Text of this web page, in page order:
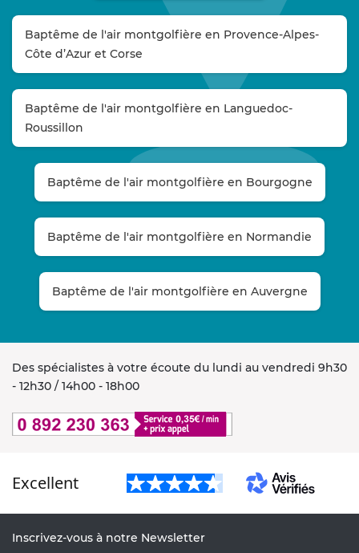
Baptême de l'air montgolfière en Provence-Alpes-
Côte d’Azur et Corse
Baptême de l'air montgolfière en Languedoc-
Roussillon
Baptême de l'air montgolfière en Bourgogne
Baptême de l'air montgolfière en Normandie
Baptême de l'air montgolfière en Auvergne
Des spécialistes à votre écoute du lundi au vendredi 9h30
- 12h30 / 14h00 - 18h00
Excellent
Inscrivez-vous à notre Newsletter